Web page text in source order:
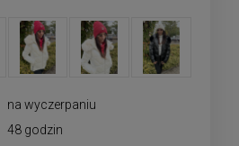
na wyczerpaniu
48 godzin